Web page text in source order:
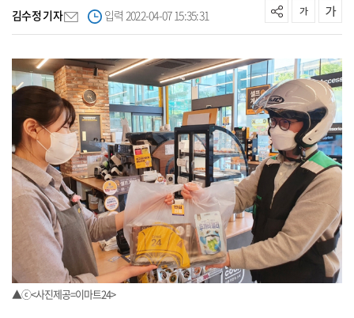
김수정 기자 입력 2022-04-07 15:35:31
▲ⓒ<사진제공=이마트24>